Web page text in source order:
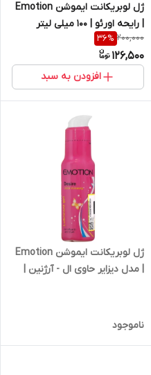
ژل لوبریکانت ایموشن Emotion
| رایحه اورئو | 100 میلی لیتر
200,000
36%
126,500
افزودن به سبد
ژل لوبریکانت ایموشن Emotion
| مدل دیزایر حاوی ال - آرژنین |
ناموجود